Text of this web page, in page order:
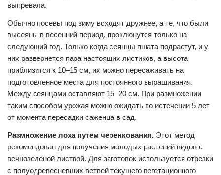
выпревала.
Обычно посевы под зиму всходят дружнее, а те, что были
высеяны в весенний период, проклюнутся только на
следующий год. Только когда сеянцы пшата подрастут, и у
них развернется пара настоящих листиков, а высота
приблизится к 10–15 см, их можно пересаживать на
подготовленное места для постоянного выращивания.
Между сеянцами оставляют 15–20 см. При размножении
таким способом урожая можно ожидать по истечении 5 лет
от момента пересадки саженца в сад.
Размножение лоха путем черенкования. Этот метод
рекомендован для получения молодых растений видов с
вечнозеленой листвой. Для заготовок используется отрезки
с полуодревесневших ветвей текущего вегетационного